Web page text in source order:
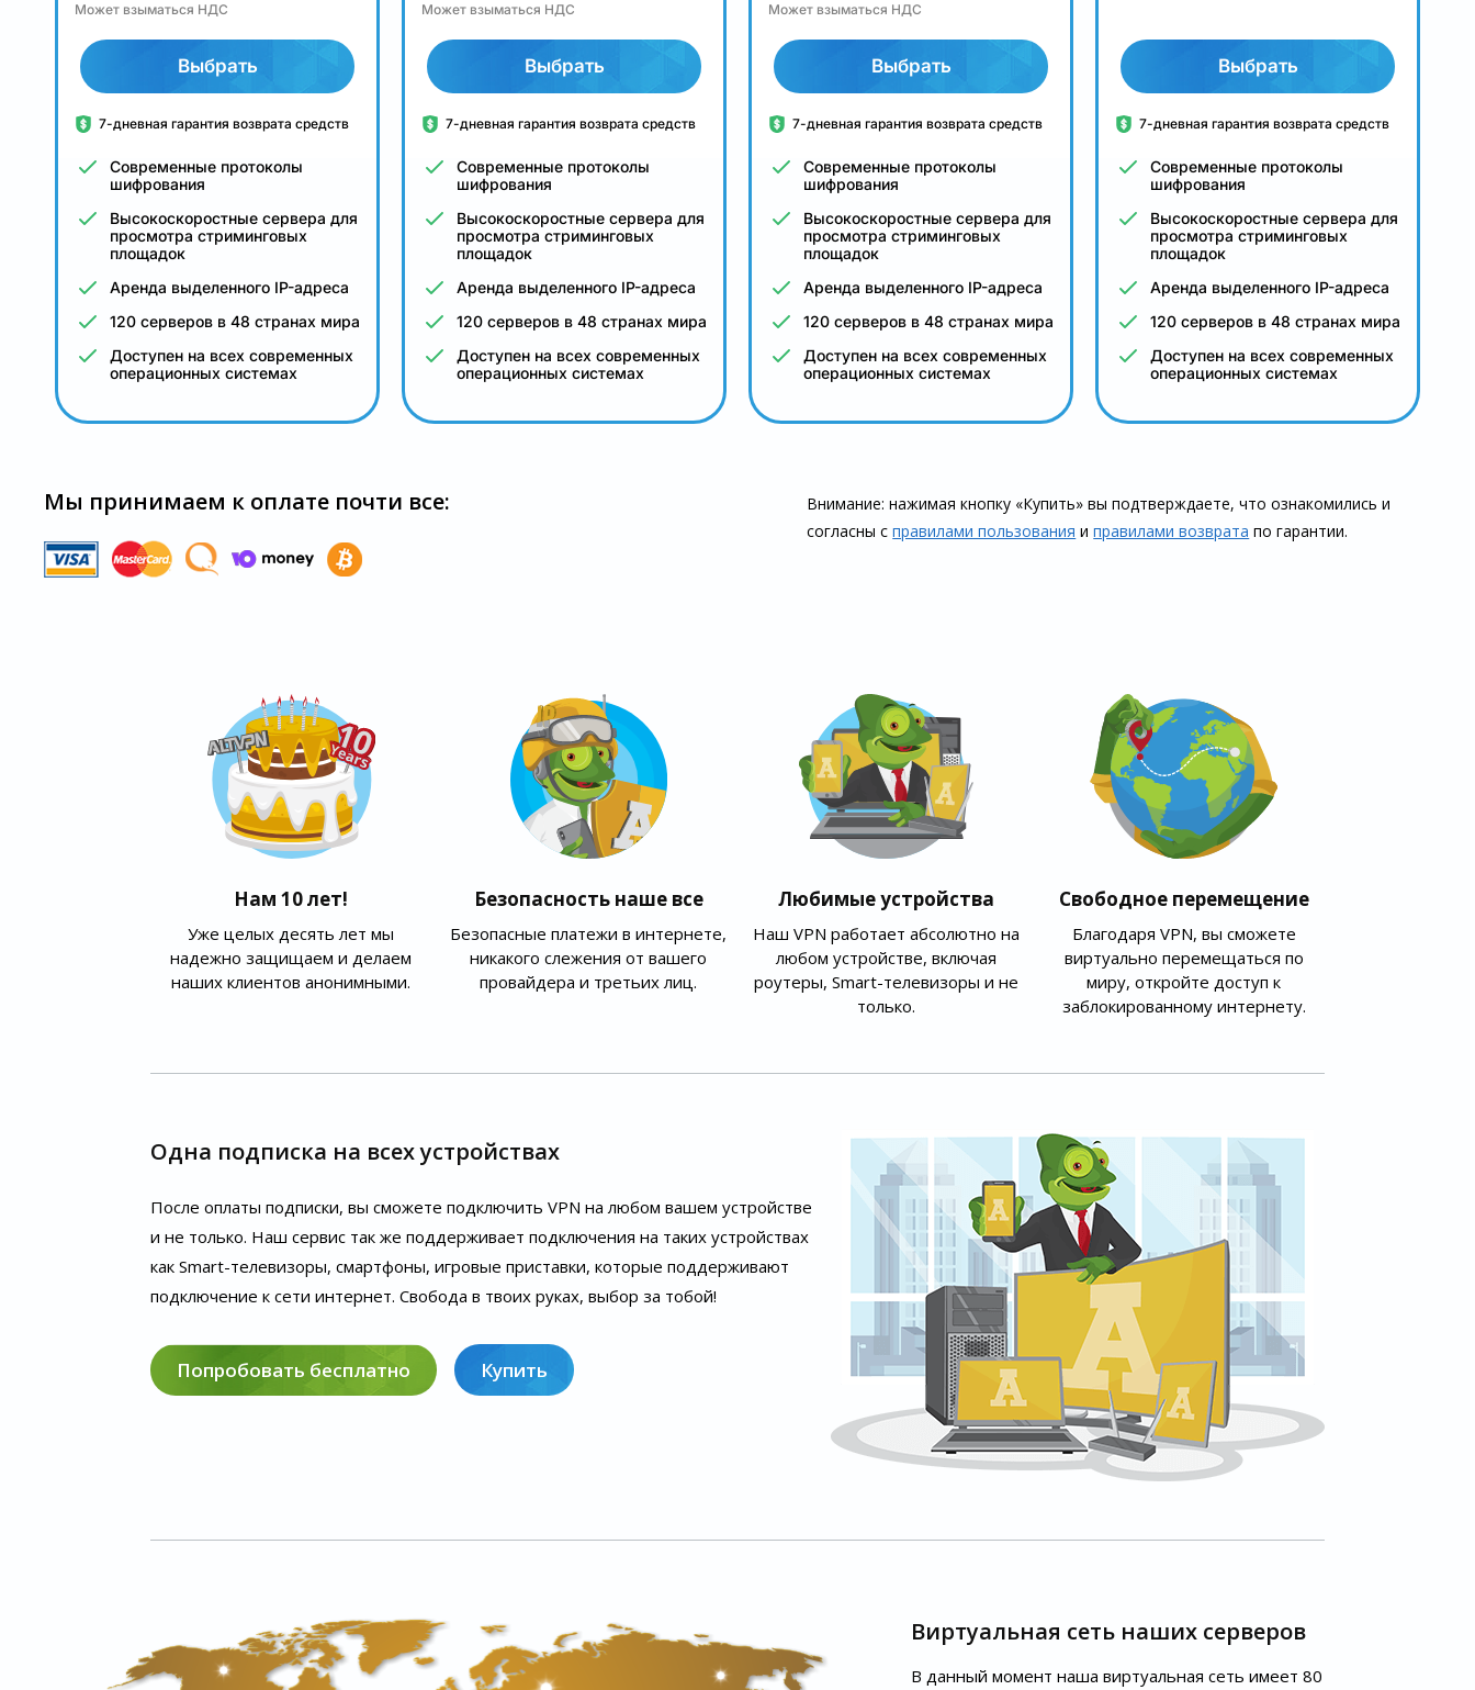
Может взыматься НДС
Выбрать
7-дневная гарантия возврата средств
Современные протоколы
шифрования
Высокоскоростные сервера для
просмотра стриминговых
площадок
Аренда выделенного IP-адреса
120 серверов в 48 странах мира
Доступен на всех современных
операционных системах
Может взыматься НДС
Выбрать
7-дневная гарантия возврата средств
Современные протоколы
шифрования
Высокоскоростные сервера для
просмотра стриминговых
площадок
Аренда выделенного IP-адреса
120 серверов в 48 странах мира
Доступен на всех современных
операционных системах
Может взыматься НДС
Выбрать
7-дневная гарантия возврата средств
Современные протоколы
шифрования
Высокоскоростные сервера для
просмотра стриминговых
площадок
Аренда выделенного IP-адреса
120 серверов в 48 странах мира
Доступен на всех современных
операционных системах
Выбрать
7-дневная гарантия возврата средств
Современные протоколы
шифрования
Высокоскоростные сервера для
просмотра стриминговых
площадок
Аренда выделенного IP-адреса
120 серверов в 48 странах мира
Доступен на всех современных
операционных системах
Мы принимаем к оплате почти все:
Внимание: нажимая кнопку «Купить» вы подтверждаете, что озна­комились и
согласны справилами пользования иправилами воз­врата по гарантии.
Нам 10 лет!
Уже целых десять лет мы
надежно защищаем и делаем
наших клиентов анонимными.
Безопасность наше все
Безопасные платежи в интернете,
никакого слежения от вашего
провайдера и третьих лиц.
Любимые устройства
Наш VPN работает абсолютно на
любом устройстве, включая
роутеры, Smart-телевизоры и не
только.
Свободное перемещение
Благодаря VPN, вы сможете
виртуально перемещаться по
миру, откройте доступ к
заблокированному интернету.
Одна подписка на всех устройствах
После оплаты подписки, вы сможете подключить VPN на любом вашем устройстве
и не только. Наш сервис так же поддерживает подключения на таких устройствах
как Smart-телевизоры, смартфоны, игровые приставки, которые поддерживают
подключение к сети интернет. Свобода в твоих руках, выбор за тобой!
Попробовать бесплатно Купить
Виртуальная сеть наших серверов
В данный момент наша виртуальная сеть имеет 80